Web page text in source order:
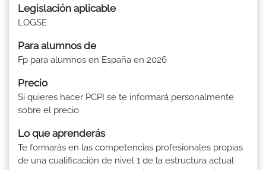
Legislación aplicable
LOGSE
Para alumnos de
Fp para alumnos en España en 2026
Precio
Si quieres hacer PCPI se te informará personalmente
sobre el precio
Lo que aprenderás
Te formarás en las competencias profesionales propias
de una cualificación de nivel 1 de la estructura actual